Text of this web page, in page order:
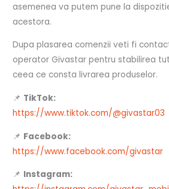
asemenea va putem pune la
acestora.
Dupa plasarea comenzii veti fi
operator Givastar pentru stabilirea
ceea ce consta livrarea produselor.
📌 TikTok:
https://www.tiktok.com/@givastar03
📌 Facebook:
https://www.facebook.com/givastar
📌 Instagram: